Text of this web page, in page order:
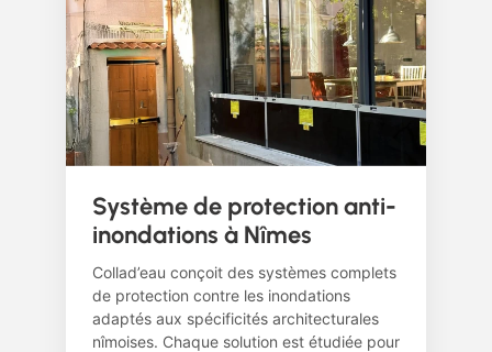
Système de protection anti-
inondations à Nîmes
Collad’eau conçoit des systèmes complets
de protection contre les inondations
adaptés aux spécificités architecturales
nîmoises. Chaque solution est étudiée pour